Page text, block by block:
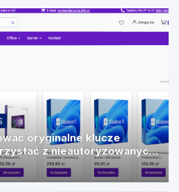
oryginalne klucze
z nieautoryzowanych